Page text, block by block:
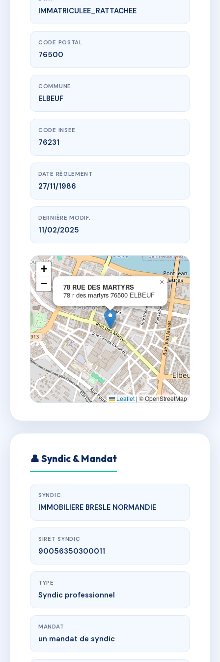
www.vme.plus/AC3837945
78 RUE DES MARTYRS
78 r des martyrs
IMMATRICULEE_RATTACHEE
CODE POSTAL
76500
COMMUNE
ELBEUF
CODE INSEE
76231
DATE RÈGLEMENT
27/11/1986
DERNIÈRE MODIF.
11/02/2025
78 RUE DES MARTYRS
78 r des martyrs 76500 ELBEUF
×
+
−
Leaflet | © OpenStreetMap
👤 Syndic & Mandat
SYNDIC
IMMOBILIERE BRESLE NORMANDIE
SIRET SYNDIC
90056350300011
TYPE
Syndic professionnel
MANDAT
un mandat de syndic